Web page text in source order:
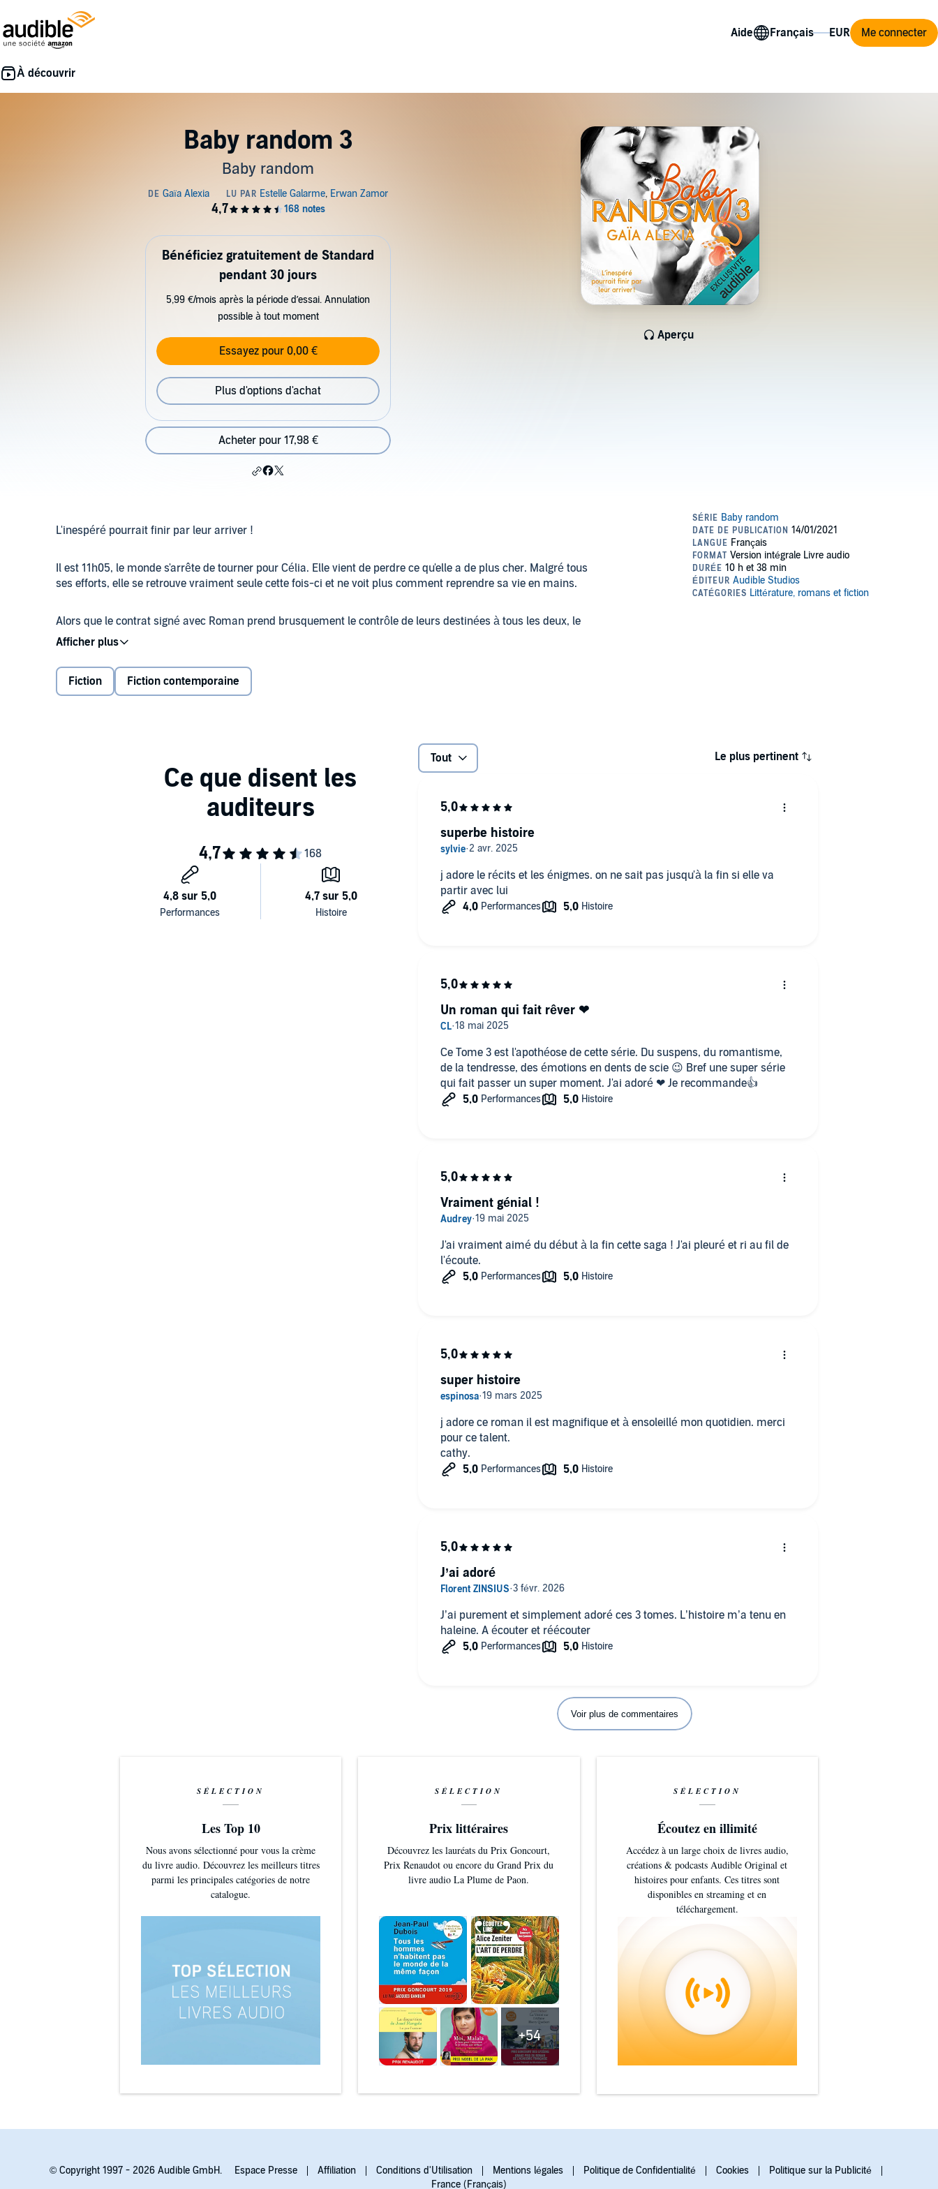
Aide Me connecter
Baby random 3
Baby random
Aperçu
Bénéficiez gratuitement de Standard
pendant 30 jours
5,99 €/mois après la période d’essai. Annulation
possible à tout moment
Essayez pour 0,00 €
Plus d'options d'achat
Acheter pour 17,98 €
L'inespéré pourrait finir par leur arriver !
Il est 11h05, le monde s'arrête de tourner pour Célia. Elle vient de perdre ce qu'elle a de plus cher. Malgré tous
ses efforts, elle se retrouve vraiment seule cette fois-ci et ne voit plus comment reprendre sa vie en mains.
Alors que le contrat signé avec Roman prend brusquement le contrôle de leurs destinées à tous les deux, le
passé de chacun va ressurgir et les emmener au bord du précipice.
La jeune maman qui a perdu toute confiance en elle et le millionnaire trop secret vont devoir montrer les dents
s'ils veulent s'en sortir. Quelle sera la meilleure option: faire face ensemble ou s'affronter au risque de tout
Fiction Fiction contemporaine
Tout Le plus pertinent
j adore le récits et les énigmes. on ne sait pas jusqu'à la fin si elle va
partir avec lui
superbe histoire
Ce Tome 3 est l'apothéose de cette série. Du suspens, du romantisme,
de la tendresse, des émotions en dents de scie 😉 Bref une super série
qui fait passer un super moment. J'ai adoré ❤ Je recommande👍
Un roman qui fait rêver ❤
J'ai vraiment aimé du début à la fin cette saga ! J'ai pleuré et ri au fil de
l'écoute.
Vraiment génial !
j adore ce roman il est magnifique et à ensoleillé mon quotidien. merci
pour ce talent.
cathy.
super histoire
J’ai purement et simplement adoré ces 3 tomes. L’histoire m’a tenu en
haleine. A écouter et réécouter
J’ai adoré
Voir plus de commentaires
SÉLECTION
Les Top 10
Nous avons sélectionné pour vous la crème
du livre audio. Découvrez les meilleurs titres
parmi les principales catégories de notre
catalogue.
SÉLECTION
Prix littéraires
Découvrez les lauréats du Prix Goncourt,
Prix Renaudot ou encore du Grand Prix du
livre audio La Plume de Paon.
+54
SÉLECTION
Écoutez en illimité
Accédez à un large choix de livres audio,
créations & podcasts Audible Original et
histoires pour enfants. Ces titres sont
disponibles en streaming et en
téléchargement.
© Copyright 1997 - 2026 Audible GmbH. Espace Presse Affiliation Conditions d'Utilisation Mentions légales Politique de Confidentialité Cookies
Politique sur la Publicité
France (Français)